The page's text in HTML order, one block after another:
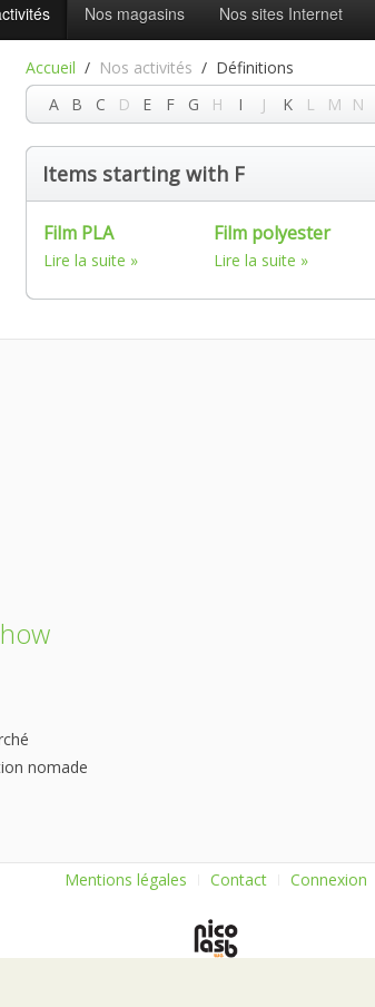
Nos magasins Nos sites Internet
Accueil Nos activités
Définitions
A
B C D E F G H I J K L M N
Items starting with F
Film PLA
Lire la suite
Film polyester
Lire la suite
nomade
Mentions légales Contact Connexion